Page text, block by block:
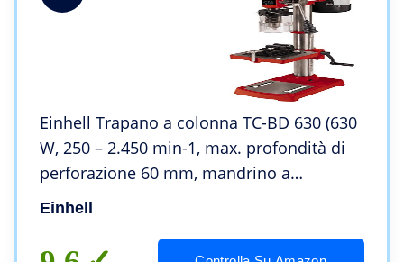
Einhell Trapano a colonna TC-BD 630 (630
W, 250 – 2.450 min-1, max. profondità di
perforazione 60 mm, mandrino a
cremagliera da 1,5 a 16 mm, piano a
inclusa)
Einhell